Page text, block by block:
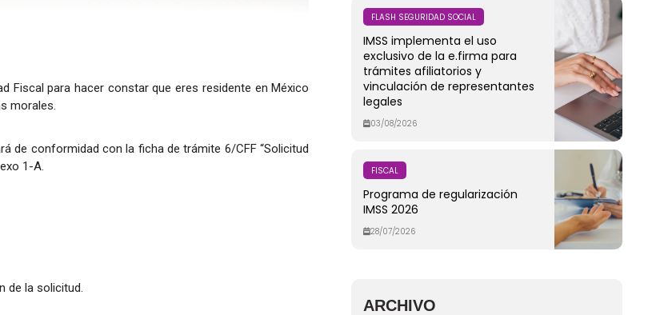
Fiscal para hacer constar que eres residente en México
morales.
de conformidad con la ficha de trámite 6/CFF “Solicitud
1-A.
de la solicitud.
FLASH SEGURIDAD SOCIAL
IMSS implementa el uso
exclusivo de la e.firma para
trámites afiliatorios y
vinculación de representantes
legales
03/08/2026
FISCAL
Programa de regularización
IMSS 2026
28/07/2026
ARCHIVO